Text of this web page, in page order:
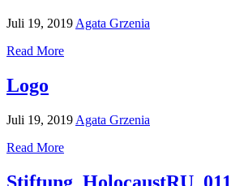
Juli 19, 2019 Agata Grzenia
Read More
Logo
Juli 19, 2019 Agata Grzenia
Read More
Stiftung_HolocaustRU_011